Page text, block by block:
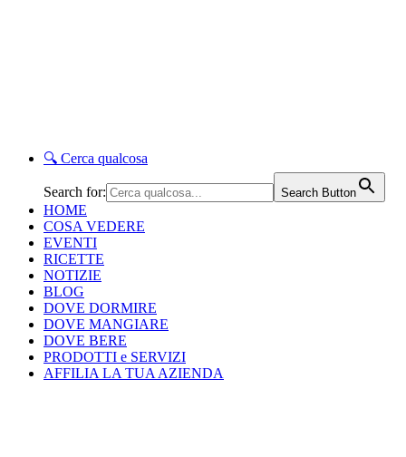
🔍 Cerca qualcosa
Search for: Search Button
HOME
COSA VEDERE
EVENTI
RICETTE
NOTIZIE
BLOG
DOVE DORMIRE
DOVE MANGIARE
DOVE BERE
PRODOTTI e SERVIZI
AFFILIA LA TUA AZIENDA